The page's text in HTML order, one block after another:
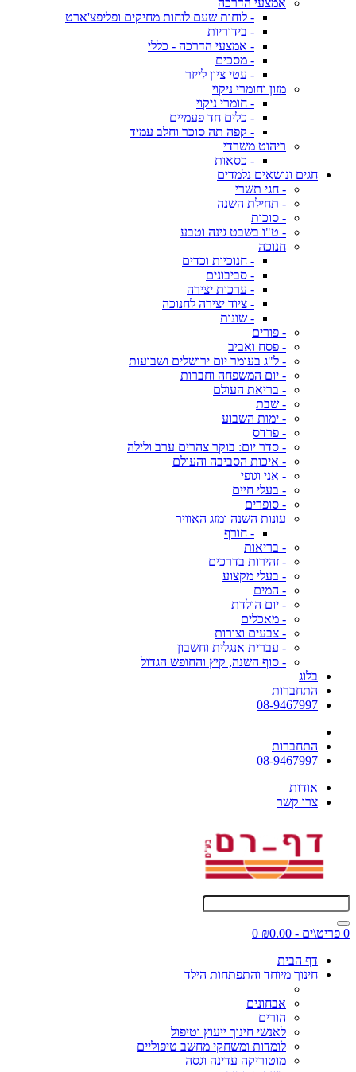
אמצעי הדרכה
- לוחות שעם לוחות מחיקים ופליפצ'ארט
- בידוריות
- אמצעי הדרכה - כללי
- מסכים
- עטי ציון לייזר
מזון וחומרי ניקוי
- חומרי ניקוי
- כלים חד פעמיים
- קפה תה סוכר וחלב עמיד
ריהוט משרדי
- כסאות
חגים ונושאים נלמדים
- חגי תשרי
- תחילת השנה
- סוכות
- ט"ו בשבט גינה וטבע
חנוכה
- חנוכיות וכדים
- סביבונים
- ערכות יצירה
- ציוד יצירה לחנוכה
- שונות
- פורים
- פסח ואביב
- ל"ג בעומר יום ירושלים ושבועות
- יום המשפחה וחברות
- בריאת העולם
- שבת
- ימות השבוע
- פרדס
- סדר יום: בוקר צהרים ערב ולילה
- איכות הסביבה והעולם
- אני וגופי
- בעלי חיים
- סופרים
עונות השנה ומזג האוויר
- חורף
- בריאות
- זהירות בדרכים
- בעלי מקצוע
- המים
- יום הולדת
- מאכלים
- צבעים וצורות
- עברית אנגלית וחשבון
- סוף השנה, קיץ והחופש הגדול
בלוג
התחברות
08-9467997
התחברות
08-9467997
אודות
צרו קשר
0 פריט\ים - ₪0.00
0
דף הבית
חינוך מיוחד והתפתחות הילד
אבחונים
הורים
לאנשי חינוך ייעוץ וטיפול
לומדות ומשחקי מחשב טיפוליים
מוטוריקה עדינה וגסה